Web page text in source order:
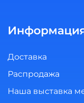
Доставка
Распродажа
Наша выставка